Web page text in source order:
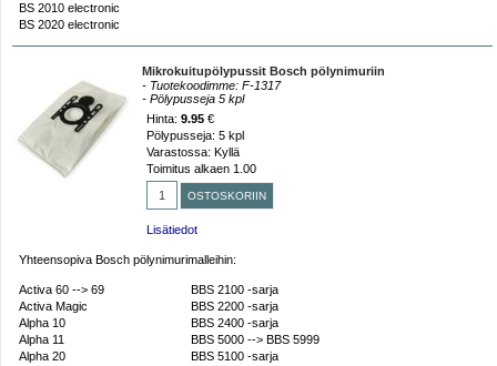
BS 2010 electronic
BS 2020 electronic
Mikrokuitupölypussit Bosch pölynimuriin
- Tuotekoodimme: F-1317
- Pölypusseja 5 kpl
Hinta: 9.95 €
Pölypusseja: 5 kpl
Varastossa: Kyllä
Toimitus alkaen 1.00
Lisätiedot
Yhteensopiva Bosch pölynimurimalleihin:
Activa 60 --> 69
Activa Magic
Alpha 10
Alpha 11
Alpha 20
BBS 2100 -sarja
BBS 2200 -sarja
BBS 2400 -sarja
BBS 5000 --> BBS 5999
BBS 5100 -sarja